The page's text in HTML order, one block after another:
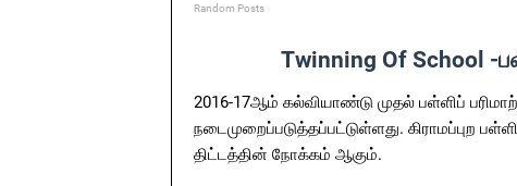
Random Posts
Twinning Of School -
2016-17ஆம் கல்வியாண்டு முதல் பள்ளிப்
நடைமுறைப்படுத்தப்பட்டுள்ளது. கிராமப்புற
திட்டத்தின் நோக்கம் ஆகும்.